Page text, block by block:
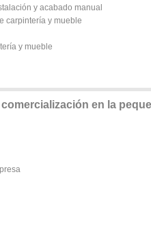
y acabado manual
carpintería y mueble
y mueble
en la